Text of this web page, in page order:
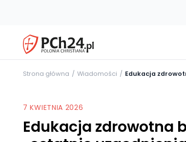
Strona główna Wiadomości Edukacja
7 KWIETNIA 2026
Edukacja zdrowotna